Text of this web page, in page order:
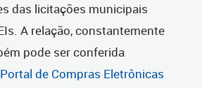
das licitações municipais
A relação, constantemente
pode ser conferida
Portal de Compras Eletrônicas